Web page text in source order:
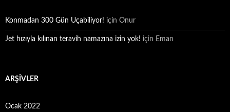
Konmadan 300 Gün Uçabiliyor! için Onur
Jet hızıyla kılınan teravih namazına izin yok! için Eman
ARŞIVLER
Ocak 2022